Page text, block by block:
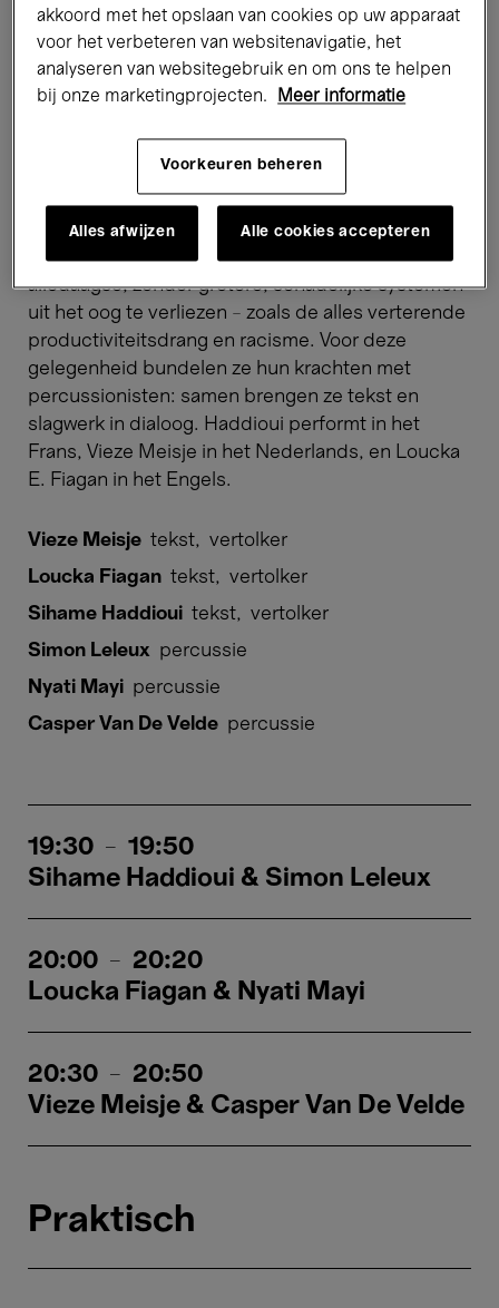
Bondige, droogkomische en scherpe verzen op
percussie gezet. Dat is de insteek van ‘Poetry
meets Percussion’, een muzikaal-literaire avond
percussionisten en drie schrijvers.Sihame
Vieze Meisje enLoucka E. Fiagan
schrijven met een vuist en kwinkslag. Hun teksten
zijn diepgeworteld in het grootstedelijke leven en
werpen een scherpe blik op de absurditeit van het
alledaagse, zonder grotere, schadelijke systemen
uit het oog te verliezen – zoals de alles verterende
productiviteitsdrang en racisme. Voor deze
gelegenheid bundelen ze hun krachten met
percussionisten: samen brengen ze tekst en
slagwerk in dialoog. Haddioui performt in het
Frans, Vieze Meisje in het Nederlands, en Loucka
E. Fiagan in het Engels.
Vieze Meisje tekst, vertolker
Loucka Fiagan tekst, vertolker
Sihame Haddioui tekst, vertolker
Simon Leleux percussie
Nyati Mayi percussie
Casper Van De Velde percussie
19:30 - 19:50
Sihame Haddioui & Simon Leleux
20:00 - 20:20
Loucka Fiagan & Nyati Mayi
20:30 - 20:50
Vieze Meisje & Casper Van De Velde
Praktisch
akkoord met het opslaan van cookies op uw apparaat
voor het verbeteren van websitenavigatie, het
analyseren van websitegebruik en om ons te helpen
bij onze marketingprojecten.
Meer informatie
Voorkeuren beheren
Alles afwijzen Alle cookies accepteren